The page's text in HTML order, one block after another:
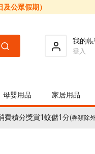
公眾假期）
我的帳
登入
母嬰用品 家居用品
費積分獎賞1蚊儲1分(券類除